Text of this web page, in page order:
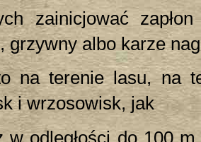
zainicjować
grzywny albo karze
na terenie lasu, na
i wrzosowisk, jak